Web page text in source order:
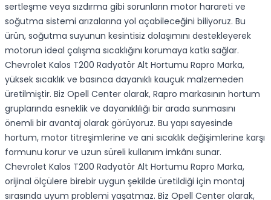
sertleşme veya sızdırma gibi sorunların motor harareti ve
soğutma sistemi arızalarına yol açabileceğini biliyoruz. Bu
ürün, soğutma suyunun kesintisiz dolaşımını destekleyerek
motorun ideal çalışma sıcaklığını korumaya katkı sağlar.
Chevrolet Kalos T200 Radyatör Alt Hortumu Rapro Marka,
yüksek sıcaklık ve basınca dayanıklı kauçuk malzemeden
üretilmiştir. Biz Opell Center olarak, Rapro markasının hortum
gruplarında esneklik ve dayanıklılığı bir arada sunmasını
önemli bir avantaj olarak görüyoruz. Bu yapı sayesinde
hortum, motor titreşimlerine ve ani sıcaklık değişimlerine karşı
formunu korur ve uzun süreli kullanım imkânı sunar.
Chevrolet Kalos T200 Radyatör Alt Hortumu Rapro Marka,
orijinal ölçülere birebir uygun şekilde üretildiği için montaj
sırasında uyum problemi yaşatmaz. Biz Opell Center olarak,